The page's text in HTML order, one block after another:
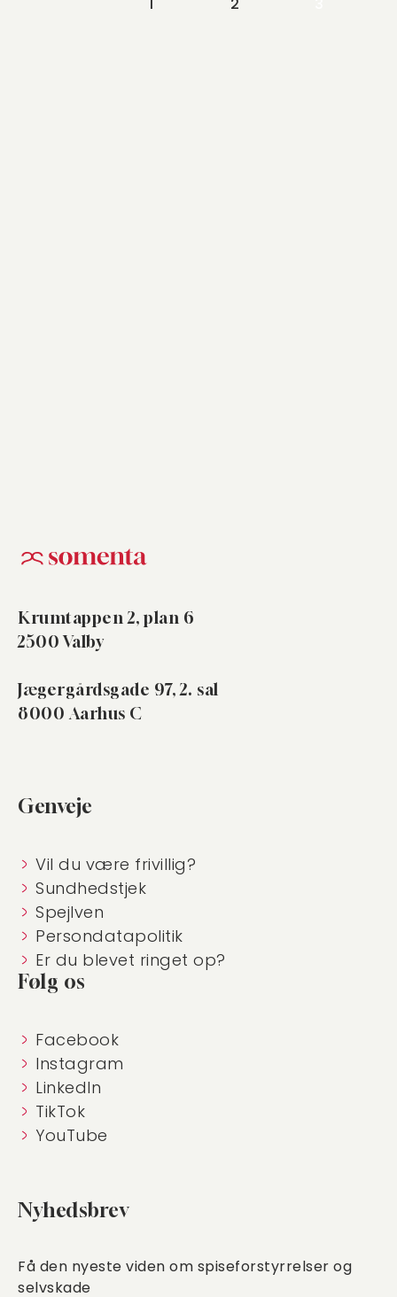
Krumtappen 2, plan 6
2500 Valby
Jægergårdsgade 97, 2. sal
8000 Aarhus C
Genveje
Vil du være frivillig?
Sundhedstjek
Spejlven
Persondatapolitik
Er du blevet ringet op?
Følg os
Facebook
Instagram
LinkedIn
TikTok
YouTube
Nyhedsbrev
Få den nyeste viden om spiseforstyrrelser og
selvskade